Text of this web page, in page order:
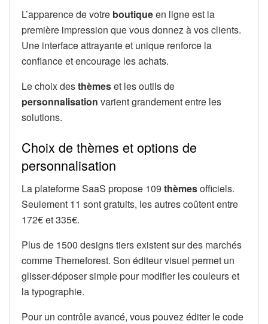
L’apparence de votre boutiqueen ligne est la
première impression que vous donnez à vos clients.
Une interface attrayante et unique renforce la
confiance et encourage les achats.
Le choix desthèmeset les outils de
personnalisation varient grandement entre les
solutions.
Choix de thèmes et options de
personnalisation
La plateforme SaaS propose 109 thèmesofficiels.
Seulement 11 sont gratuits, les autres coûtent entre
172€ et 335€.
Plus de 1500 designs tiers existent sur des marchés
comme Themeforest. Son éditeur visuel permet un
glisser-déposer simple pour modifier les couleurs et
la typographie.
Pour un contrôle avancé, vous pouvez éditer le code